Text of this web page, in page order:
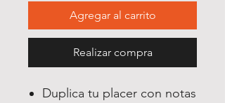
Agregar al carrito
Realizar compra
Duplica tu placer con notas